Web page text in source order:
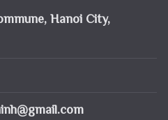
Hanoi City,